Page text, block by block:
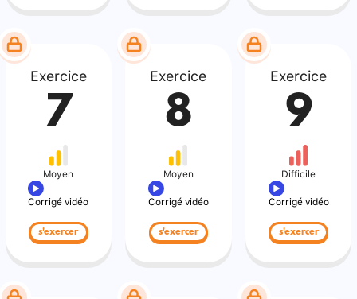
Exercice
7
Moyen
Corrigé vidéo
s'exercer
Exercice
8
Moyen
Corrigé vidéo
s'exercer
Exercice
9
Difficile
Corrigé vidéo
s'exercer